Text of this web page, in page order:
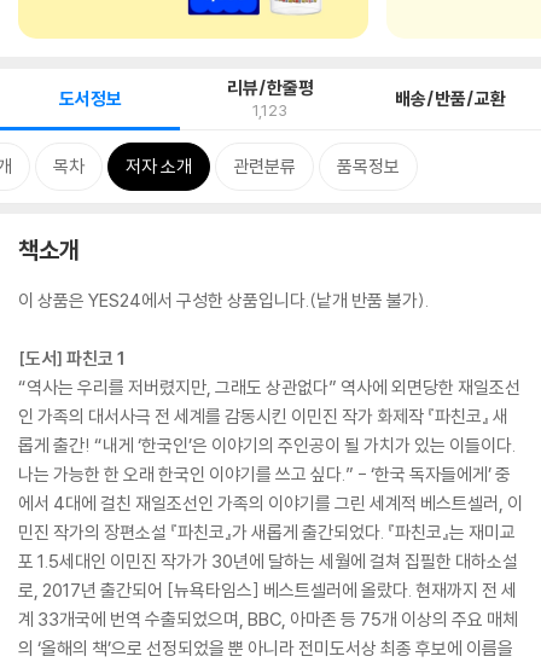
도서정보 리뷰/한줄평
1,123 배송/반품/교환
목차 저자 소개 관련분류 품목정보
책소개
이 상품은 YES24에서 구성한 상품입니다.(낱개 반품 불가).
[도서] 파친코 1
“역사는 우리를 저버렸지만, 그래도 상관없다” 역사에 외면당한 재일조선
인 가족의 대서사극 전 세계를 감동시킨 이민진 작가 화제작 『파친코』 새
롭게 출간! “내게 ‘한국인’은 이야기의 주인공이 될 가치가 있는 이들이다.
나는 가능한 한 오래 한국인 이야기를 쓰고 싶다.” - ‘한국 독자들에게’ 중
에서 4대에 걸친 재일조선인 가족의 이야기를 그린 세계적 베스트셀러, 이
민진 작가의 장편소설 『파친코』가 새롭게 출간되었다. 『파친코』는 재미교
포 1.5세대인 이민진 작가가 30년에 달하는 세월에 걸쳐 집필한 대하소설
로, 2017년 출간되어 [뉴욕타임스] 베스트셀러에 올랐다. 현재까지 전 세
계 33개국에 번역 수출되었으며, BBC, 아마존 등 75개 이상의 주요 매체
의 ‘올해의 책’으로 선정되었을 뿐 아니라 전미도서상 최종 후보에 이름을